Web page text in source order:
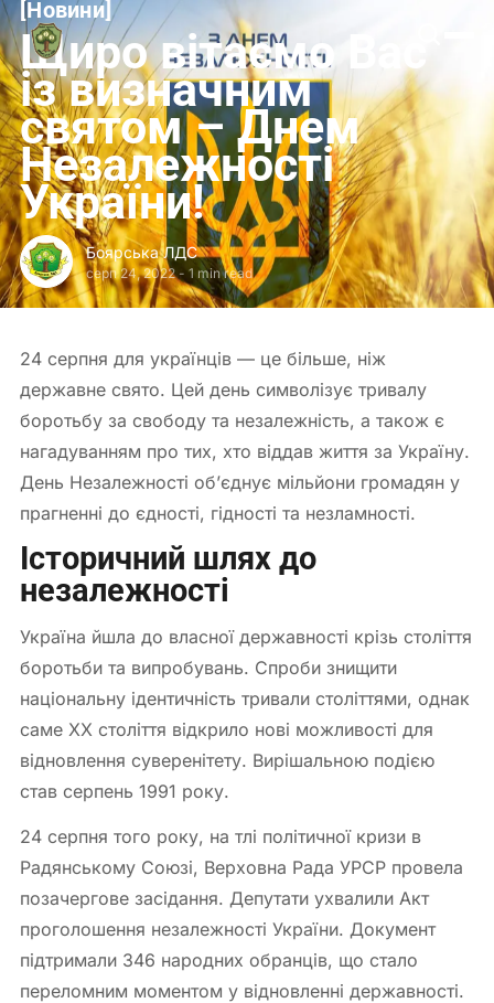
Новини
Щиро вітаємо Вас
із визначним
святом – Днем
Незалежності
України!
Боярська ЛДС
серп 24, 2022- 1 min read
24 серпня для українців — це більше, ніж
державне свято. Цей день символізує тривалу
боротьбу за свободу та незалежність, а також є
нагадуванням про тих, хто віддав життя за Україну.
День Незалежності об’єднує мільйони громадян у
прагненні до єдності, гідності та незламності.
Історичний шлях до
незалежності
Україна йшла до власної державності крізь століття
боротьби та випробувань. Спроби знищити
національну ідентичність тривали століттями, однак
саме ХХ століття відкрило нові можливості для
відновлення суверенітету. Вирішальною подією
став серпень 1991 року.
24 серпня того року, на тлі політичної кризи в
Радянському Союзі, Верховна Рада УРСР провела
позачергове засідання. Депутати ухвалили Акт
проголошення незалежності України. Документ
підтримали 346 народних обранців, що стало
переломним моментом у відновленні державності.